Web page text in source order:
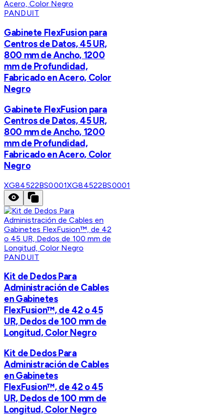
PANDUIT
Gabinete FlexFusion para
Centros de Datos, 45 UR,
800 mm de Ancho, 1200
mm de Profundidad,
Fabricado en Acero, Color
Negro
Gabinete FlexFusion para
Centros de Datos, 45 UR,
800 mm de Ancho, 1200
mm de Profundidad,
Fabricado en Acero, Color
Negro
XG84522BS0001XG84522BS0001
PANDUIT
Kit de Dedos Para
Administración de Cables
en Gabinetes
FlexFusion™, de 42 o 45
UR, Dedos de 100 mm de
Longitud, Color Negro
Kit de Dedos Para
Administración de Cables
en Gabinetes
FlexFusion™, de 42 o 45
UR, Dedos de 100 mm de
Longitud, Color Negro